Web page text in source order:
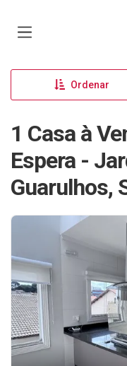
Ordenar
1 Casa à
Espera -
Guarulhos,